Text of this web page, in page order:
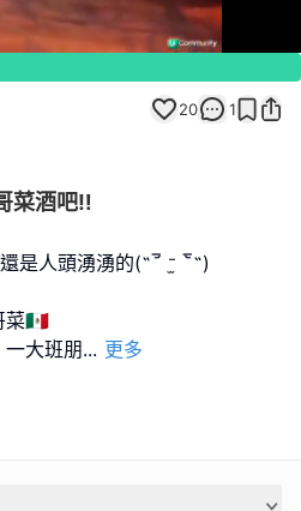
Loaded:
20 1
菜酒吧‼️
是人頭湧湧的(˶‾᷄ ⁻̫ ‾᷅˵)
菜🇲🇽
大班朋... 更多